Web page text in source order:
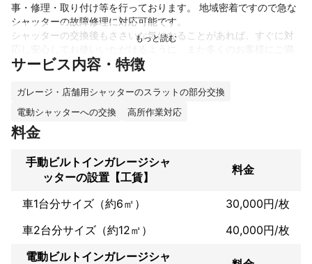
事・修理・取り付け等を行っております。 地域密着ですので急な
シャッターの故障修理に対応可能です。
シャッターの交換後もささいな気になることがあれば、すぐに対
足いただけるように努力しております。
施設のシャッター修理をさせていただきます。 ぜひお気軽にお問
これまでの実績
Y様邸にてバランスシャッターを施工しました。
サービス内容・特徴
ガレージ・店舗用シャッターのスラットの部分交換
電動シャッターへの交換
高所作業対応
料金
手動ビルトインガレージシャ
ッターの設置【工賃】
料金
車1台分サイズ（約6㎡）
30,000円/枚
車2台分サイズ（約12㎡）
40,000円/枚
電動ビルトインガレージシャ